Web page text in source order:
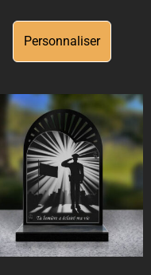
Personnaliser